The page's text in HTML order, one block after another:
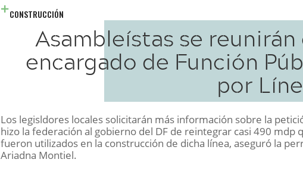
CONSTRUCCIÓN
Asambleístas se reunirán
encargado de Función
por
Los legisldores locales solicitarán más información sobre la
hizo la federación al gobierno del DF de reintegrar casi 490 mdp
fueron utilizados en la construcción de dicha línea, aseguró la
Ariadna Montiel.